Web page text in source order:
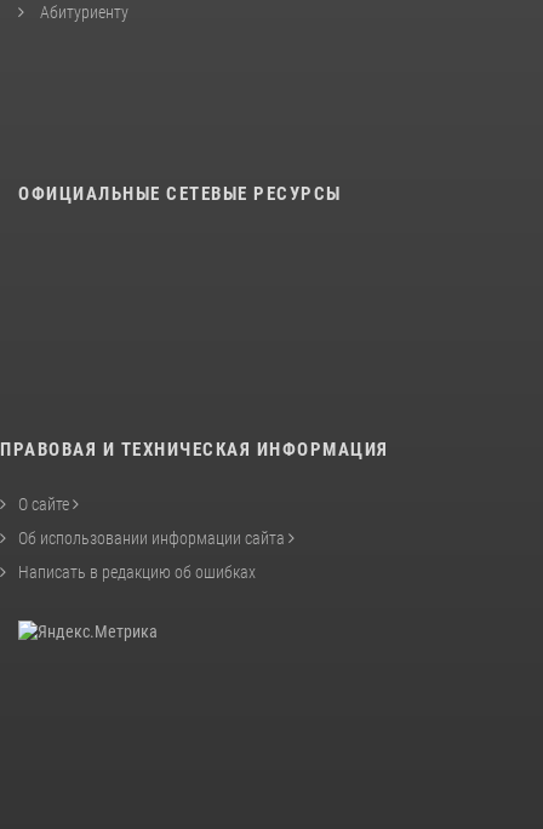
Абитуриенту
ОФИЦИАЛЬНЫЕ СЕТЕВЫЕ РЕСУРСЫ
ПРАВОВАЯ И ТЕХНИЧЕСКАЯ ИНФОРМАЦИЯ
О сайте
Об использовании информации сайта
Написать в редакцию об ошибках